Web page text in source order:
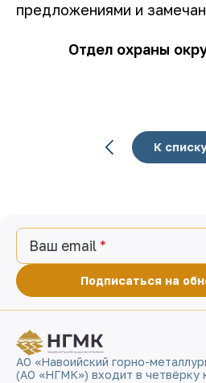
предложениями и
Отдел охраны
К списку
Ваш email
Подписаться на
АО «Навоийский горно-
(АО «НГМК») входит в четвёрку